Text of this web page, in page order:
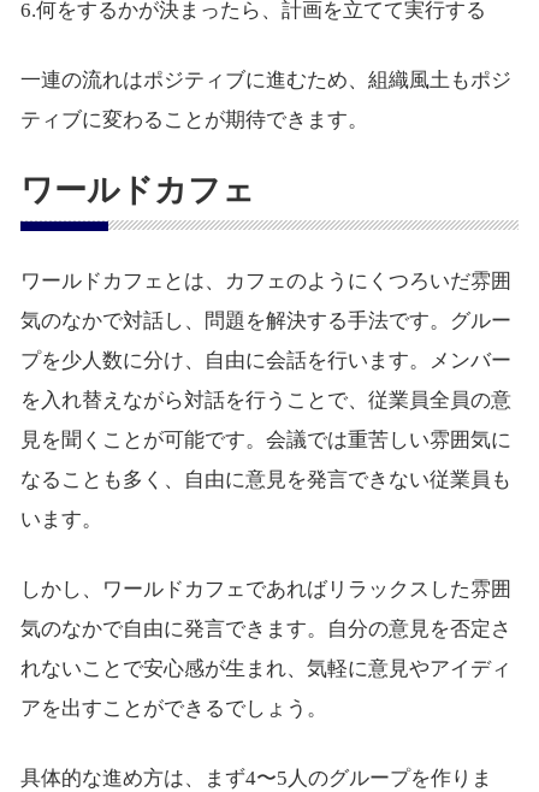
6.何をするかが決まったら、計画を立てて実行する
一連の流れはポジティブに進むため、組織風土もポジ
ティブに変わることが期待できます。
ワールドカフェ
ワールドカフェとは、カフェのようにくつろいだ雰囲
気のなかで対話し、問題を解決する手法です。グルー
プを少人数に分け、自由に会話を行います。メンバー
を入れ替えながら対話を行うことで、従業員全員の意
見を聞くことが可能です。会議では重苦しい雰囲気に
なることも多く、自由に意見を発言できない従業員も
います。
しかし、ワールドカフェであればリラックスした雰囲
気のなかで自由に発言できます。自分の意見を否定さ
れないことで安心感が生まれ、気軽に意見やアイディ
アを出すことができるでしょう。
具体的な進め方は、まず4〜5人のグループを作りま